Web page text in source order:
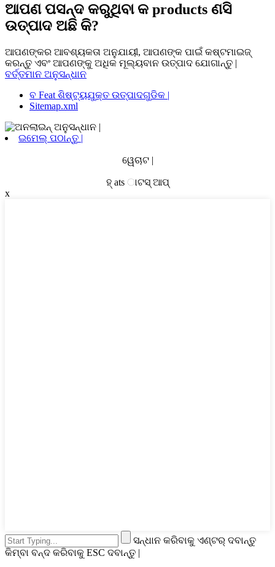
ଆପଣ ପସନ୍ଦ କରୁଥିବା କ products ଣସି
ଉତ୍ପାଦ ଅଛି କି?
ଆପଣଙ୍କର ଆବଶ୍ୟକତା ଅନୁଯାୟୀ, ଆପଣଙ୍କ ପାଇଁ କଷ୍ଟମାଇଜ୍
କରନ୍ତୁ ଏବଂ ଆପଣଙ୍କୁ ଅଧିକ ମୂଲ୍ୟବାନ ଉତ୍ପାଦ ଯୋଗାନ୍ତୁ |
ବର୍ତ୍ତମାନ ଅନୁସନ୍ଧାନ
ବ Feat ଶିଷ୍ଟ୍ୟଯୁକ୍ତ ଉତ୍ପାଦଗୁଡିକ |
Sitemap.xml
ଇମେଲ୍ ପଠାନ୍ତୁ |
ୱେଚାଟ |
ହ୍ ats ାଟସ୍ ଆପ୍
x
ସନ୍ଧାନ କରିବାକୁ ଏଣ୍ଟର୍ ଦବାନ୍ତୁ
କିମ୍ବା ବନ୍ଦ କରିବାକୁ ESC ଦବାନ୍ତୁ |